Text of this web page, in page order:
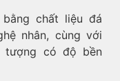
chất liệu đá
nhân, cùng với
tượng có độ bền